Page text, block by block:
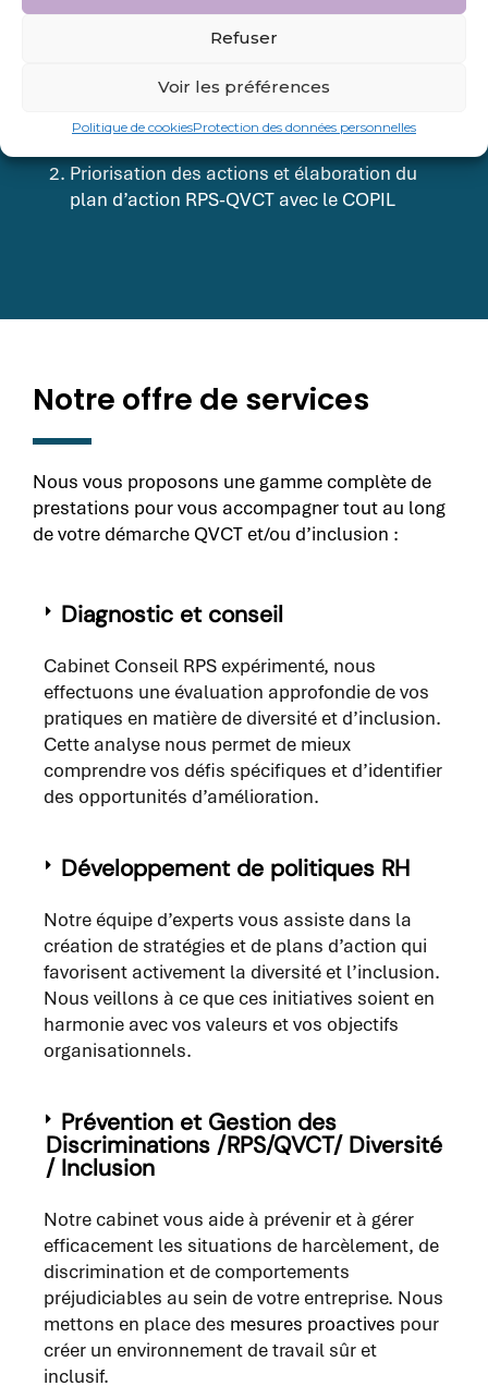
Refuser
Voir les préférences
Politique de cookiesProtection des données personnelles
Priorisation des actions et élaboration du
plan d’action RPS-QVCT avec le COPIL
Notre offre de services
Nous vous proposons une gamme complète de
prestations pour vous accompagner tout au long
de votre démarche QVCT et/ou d’inclusion :
Diagnostic et conseil
Cabinet Conseil RPS expérimenté, nous
effectuons une évaluation approfondie de vos
pratiques en matière de diversité et d’inclusion.
Cette analyse nous permet de mieux
comprendre vos défis spécifiques et d’identifier
des opportunités d’amélioration.
Développement de politiques RH
Notre équipe d’experts vous assiste dans la
création de stratégies et de plans d’action qui
favorisent activement la diversité et l’inclusion.
Nous veillons à ce que ces initiatives soient en
harmonie avec vos valeurs et vos objectifs
organisationnels.
Prévention et Gestion des
Discriminations /RPS/QVCT/ Diversité
/ Inclusion
Notre cabinet vous aide à prévenir et à gérer
efficacement les situations de harcèlement, de
discrimination et de comportements
préjudiciables au sein de votre entreprise. Nous
mettons en place des mesures proactives pour
créer un environnement de travail sûr et
inclusif.